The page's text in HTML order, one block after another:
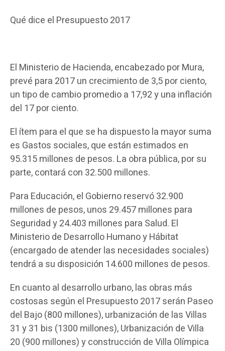
Qué dice el Presupuesto 2017
El Ministerio de Hacienda, encabezado por Mura,
prevé para 2017 un crecimiento de 3,5 por ciento,
un tipo de cambio promedio a 17,92 y una inflación
del 17 por ciento.
El ítem para el que se ha dispuesto la mayor suma
es Gastos sociales, que están estimados en
95.315 millones de pesos. La obra pública, por su
parte, contará con 32.500 millones.
Para Educación, el Gobierno reservó 32.900
millones de pesos, unos 29.457 millones para
Seguridad y 24.403 millones para Salud. El
Ministerio de Desarrollo Humano y Hábitat
(encargado de atender las necesidades sociales)
tendrá a su disposición 14.600 millones de pesos.
En cuanto al desarrollo urbano, las obras más
costosas según el Presupuesto 2017 serán Paseo
del Bajo (800 millones), urbanización de las Villas
31 y 31 bis (1300 millones), Urbanización de Villa
20 (900 millones) y construcción de Villa Olímpica